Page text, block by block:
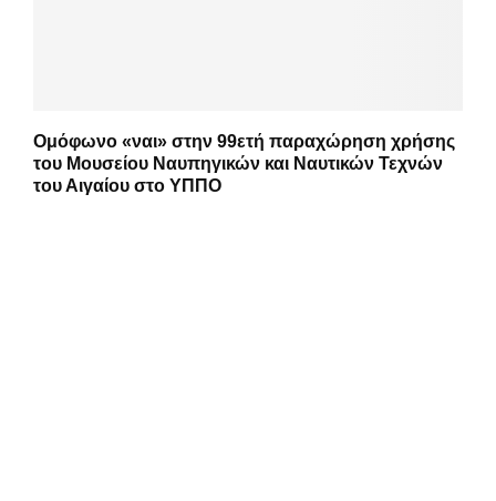
Ομόφωνο «ναι» στην 99ετή παραχώρηση χρήσης
του Μουσείου Ναυπηγικών και Ναυτικών Τεχνών
του Αιγαίου στο ΥΠΠΟ